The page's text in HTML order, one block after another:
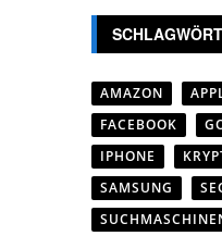
AMAZON
FACEBOOK
IPHONE
SAMSUNG